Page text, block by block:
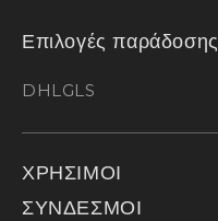
Επιλογές παράδοσης
DHLGLS
ΧΡΗΣΙΜΟΙ
ΣΥΝΔΕΣΜΟΙ